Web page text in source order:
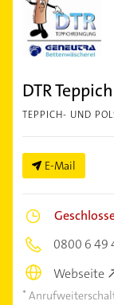
DTR
TEPPICH- UND
E-Mail
0800 6 49
Webseite